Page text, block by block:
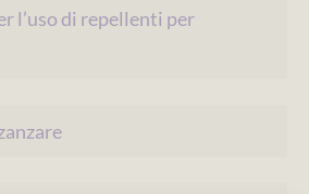
l’uso di repellenti per